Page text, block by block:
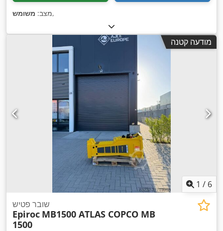
מצב: משומש ,
מודעה קטנה
1 / 6
שובר פטיש
Epiroc MB1500 ATLAS COPCO MB
1500